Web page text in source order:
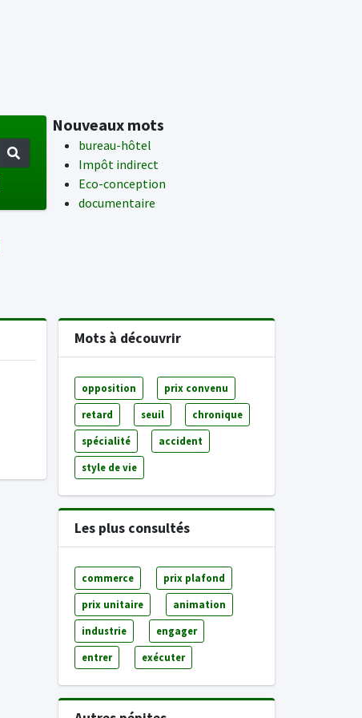
Nouveaux mots
bureau-hôtel
Impôt indirect
Eco-conception
documentaire
Mots à découvrir
opposition prix convenu
retard seuil chronique
spécialité accident
style de vie
Les plus consultés
commerce prix plafond
prix unitaire animation
industrie engager
entrer exécuter